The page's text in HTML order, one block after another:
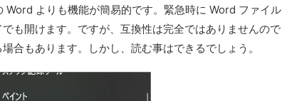
Word よりも機能が簡易的です。緊急時に Word ファイル
も開けます。ですが、互換性は完全ではありませんので
合もあります。しかし、読む事はできるでしょう。